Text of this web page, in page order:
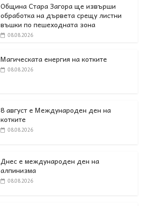
Община Стара Загора ще извърши
обработка на дървета срещу листни
въшки по пешеходната зона
08.08.2026
Магическата енергия на котките
08.08.2026
8 август е Международен ден на
котките
08.08.2026
Днес е международен ден на
алпинизма
08.08.2026